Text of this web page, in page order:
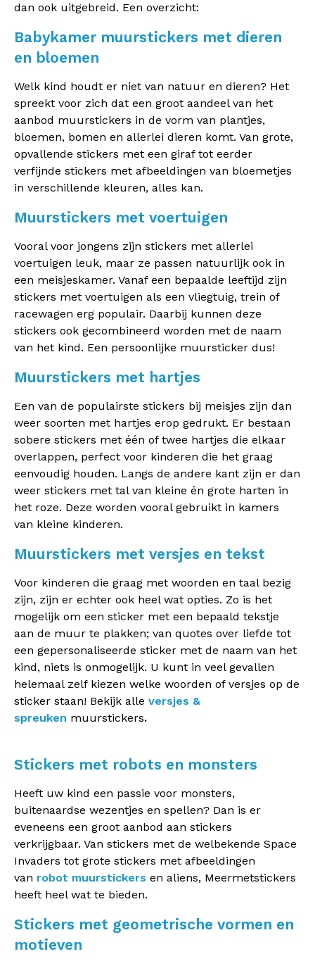
dan ook uitgebreid. Een overzicht:
Babykamer muurstickers met dieren
en bloemen
Welk kind houdt er niet van natuur en dieren? Het
spreekt voor zich dat een groot aandeel van het
aanbod muurstickers in de vorm van plantjes,
bloemen, bomen en allerlei dieren komt. Van grote,
opvallende stickers met een giraf tot eerder
verfijnde stickers met afbeeldingen van bloemetjes
in verschillende kleuren, alles kan.
Muurstickers met voertuigen
Vooral voor jongens zijn stickers met allerlei
voertuigen leuk, maar ze passen natuurlijk ook in
een meisjeskamer. Vanaf een bepaalde leeftijd zijn
stickers met voertuigen als een vliegtuig, trein of
racewagen erg populair. Daarbij kunnen deze
stickers ook gecombineerd worden met de naam
van het kind. Een persoonlijke muursticker dus!
Muurstickers met hartjes
Een van de populairste stickers bij meisjes zijn dan
weer soorten met hartjes erop gedrukt. Er bestaan
sobere stickers met één of twee hartjes die elkaar
overlappen, perfect voor kinderen die het graag
eenvoudig houden. Langs de andere kant zijn er dan
weer stickers met tal van kleine én grote harten in
het roze. Deze worden vooral gebruikt in kamers
van kleine kinderen.
Muurstickers met versjes en tekst
Voor kinderen die graag met woorden en taal bezig
zijn, zijn er echter ook heel wat opties. Zo is het
mogelijk om een sticker met een bepaald tekstje
aan de muur te plakken; van quotes over liefde tot
een gepersonaliseerde sticker met de naam van het
kind, niets is onmogelijk. U kunt in veel gevallen
helemaal zelf kiezen welke woorden of versjes op de
sticker staan! Bekijk alle versjes &
spreuken muurstickers.
Stickers met robots en monsters
Heeft uw kind een passie voor monsters,
buitenaardse wezentjes en spellen? Dan is er
eveneens een groot aanbod aan stickers
verkrijgbaar. Van stickers met de welbekende Space
Invaders tot grote stickers met afbeeldingen
van robot muurstickers en aliens, Meermetstickers
heeft heel wat te bieden.
Stickers met geometrische vormen en
motieven